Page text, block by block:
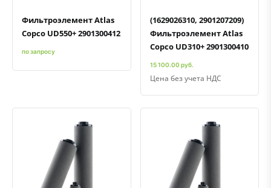
Фильтроэлемент Atlas
Copco UD550+ 2901300412
по запросу
(1629026310, 2901207209)
Фильтроэлемент Atlas
Copco UD310+ 2901300410
15 100.00 руб.
Цена без учета НДС
Быстрый просмотр Быстрый просмотр